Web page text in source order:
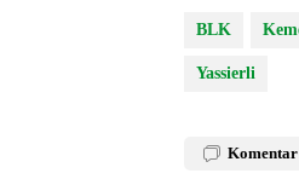
BLK
Yassierli
Komentar